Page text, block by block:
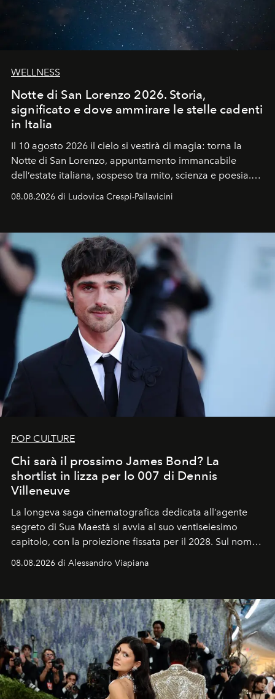
WELLNESS
Notte di San Lorenzo 2026. Storia,
significato e dove ammirare le stelle cadenti
in Italia
Il 10 agosto 2026 il cielo si vestirà di magia: torna la
Notte di San Lorenzo, appuntamento immancabile
dell’estate italiana, sospeso tra mito, scienza e poesia.
Sarà il momento in cui gli occhi si alzano verso la volta
celeste per seguire il passaggio delle
all’universo i desideri più segreti
08.08.2026 di Ludovica Crespi-Pallavicini
POP CULTURE
Chi sarà il prossimo James Bond? La
shortlist in lizza per lo 007 di Dennis
Villeneuve
La longeva saga cinematografica dedicata all’agente
segreto di Sua Maestà si avvia al suo ventiseiesimo
capitolo, con la proiezione fissata per il 2028. Sul nome
dell’attore chiamato a raccogliere l’eredità di Daniel
Craig, però, regna ancora il più assoluto riserbo.
08.08.2026 di Alessandro Viapiana